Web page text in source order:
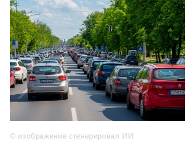
© изображение сгенерировал ИИ